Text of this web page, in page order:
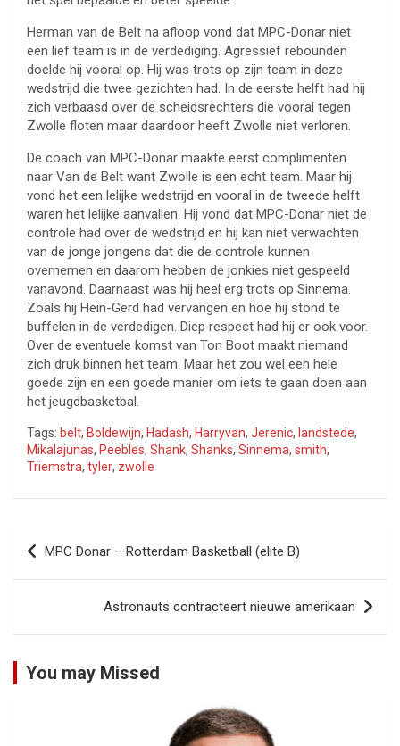
Herman van de Belt na afloop vond dat MPC-Donar niet
een lief team is in de verdediging. Agressief rebounden
doelde hij vooral op. Hij was trots op zijn team in deze
wedstrijd die twee gezichten had. In de eerste helft had hij
zich verbaasd over de scheidsrechters die vooral tegen
Zwolle floten maar daardoor heeft Zwolle niet verloren.
De coach van MPC-Donar maakte eerst complimenten
naar Van de Belt want Zwolle is een echt team. Maar hij
vond het een lelijke wedstrijd en vooral in de tweede helft
waren het lelijke aanvallen. Hij vond dat MPC-Donar niet de
controle had over de wedstrijd en hij kan niet verwachten
van de jonge jongens dat die de controle kunnen
overnemen en daarom hebben de jonkies niet gespeeld
vanavond. Daarnaast was hij heel erg trots op Sinnema.
Zoals hij Hein-Gerd had vervangen en hoe hij stond te
buffelen in de verdedigen. Diep respect had hij er ook voor.
Over de eventuele komst van Ton Boot maakt niemand
zich druk binnen het team. Maar het zou wel een hele
goede zijn en een goede manier om iets te gaan doen aan
het jeugdbasketbal.
Tags: belt, Boldewijn, Hadash, Harryvan, Jerenic, landstede,
Mikalajunas, Peebles, Shank, Shanks, Sinnema, smith,
Triemstra, tyler, zwolle
Bericht
navigatie
MPC Donar – Rotterdam Basketball (elite B)
Astronauts contracteert nieuwe amerikaan
You may Missed